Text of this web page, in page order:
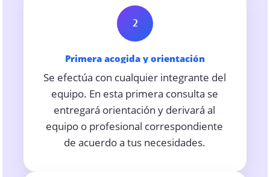
2
Primera acogida y orientación
Se efectúa con cualquier integrante del
equipo. En esta primera consulta se
entregará orientación y derivará al
equipo o profesional correspondiente
de acuerdo a tus necesidades.